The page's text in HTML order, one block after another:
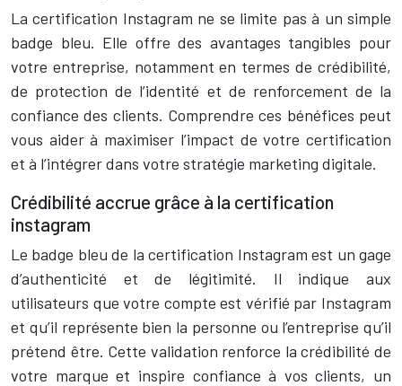
La certification Instagram ne se limite pas à un simple
badge bleu. Elle offre des avantages tangibles pour
votre entreprise, notamment en termes de crédibilité,
de protection de l’identité et de renforcement de la
confiance des clients. Comprendre ces bénéfices peut
vous aider à maximiser l’impact de votre certification
et à l’intégrer dans votre stratégie marketing digitale.
Crédibilité accrue grâce à la certification
instagram
Le badge bleu de la certification Instagram est un gage
d’authenticité et de légitimité. Il indique aux
utilisateurs que votre compte est vérifié par Instagram
et qu’il représente bien la personne ou l’entreprise qu’il
prétend être. Cette validation renforce la crédibilité de
votre marque et inspire confiance à vos clients, un